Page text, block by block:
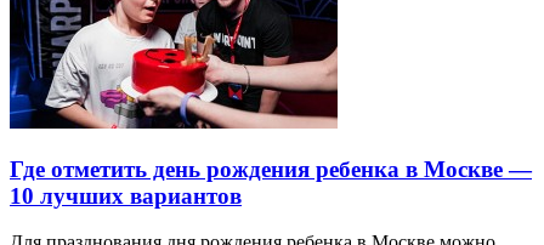
Где отметить день рождения ребенка в Москве —
10 лучших вариантов